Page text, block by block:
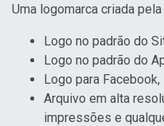
Uma logomarca criada
Logo no padrão do
Logo no padrão do
Logo para
Arquivo em alta
impressões e